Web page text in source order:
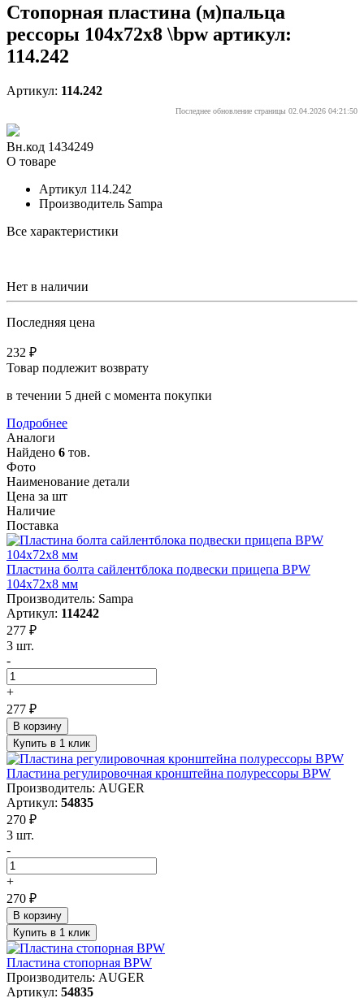
Стопорная пластина (м)пальца
рессоры 104x72x8 \bpw артикул:
114.242
Артикул: 114.242
Последнее обновление страницы 02.04.2026 04:21:50
Вн.код 1434249
О товаре
Артикул 114.242
Производитель Sampa
Все характеристики
Нет в наличии
Последняя цена
232 ₽
Товар подлежит возврату
в течении 5 дней с момента покупки
Подробнее
Аналоги
Найдено 6 тов.
Фото
Наименование детали
Цена за шт
Наличие
Поставка
Пластина болта сайлентблока подвески прицепа BPW
104х72х8 мм
Производитель: Sampa
Артикул: 114242
277 ₽
3 шт.
-
+
277 ₽
В корзину
Купить в 1 клик
Пластина регулировочная кронштейна полурессоры BPW
Производитель: AUGER
Артикул: 54835
270 ₽
3 шт.
-
+
270 ₽
В корзину
Купить в 1 клик
Пластина стопорная BPW
Производитель: AUGER
Артикул: 54835